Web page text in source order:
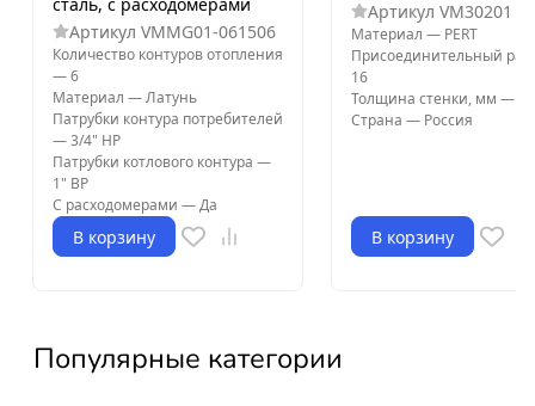
Артикул VMMG01-061506
Количество контуров отопления
—6
Материал —Латунь
Патрубки контура потребителей
—3/4" НР
Патрубки котлового контура —
1" ВР
С расходомерами —Да
В корзину
Артикул VM30201
Материал — PERT
Присоединительный
16
Толщина стенки, мм —
Страна — Россия
В корзину
Популярные категории